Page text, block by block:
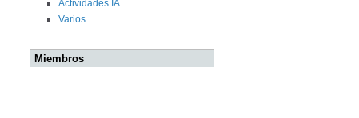
Actividades IA
Varios
Miembros